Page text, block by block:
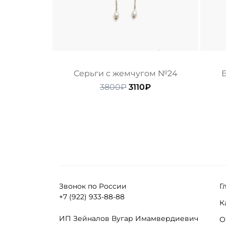
Серьги с жемчугом №24
3800₽ Первоначальная
3110₽Текущая
Звонок по России
+7 (922) 933-88-88
ИП Зейналов Вугар Имамвердиевич